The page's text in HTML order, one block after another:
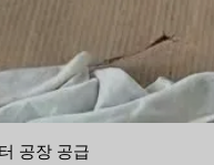
공장 공급